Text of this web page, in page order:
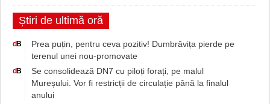
Știri de ultimă oră
dB
Prea puțin, pentru ceva pozitiv! Dumbrăvița pierde pe
terenul unei nou-promovate
dB
Se consolidează DN7 cu piloți forați, pe malul
Mureșului. Vor fi restricții de circulație până la finalul
anului